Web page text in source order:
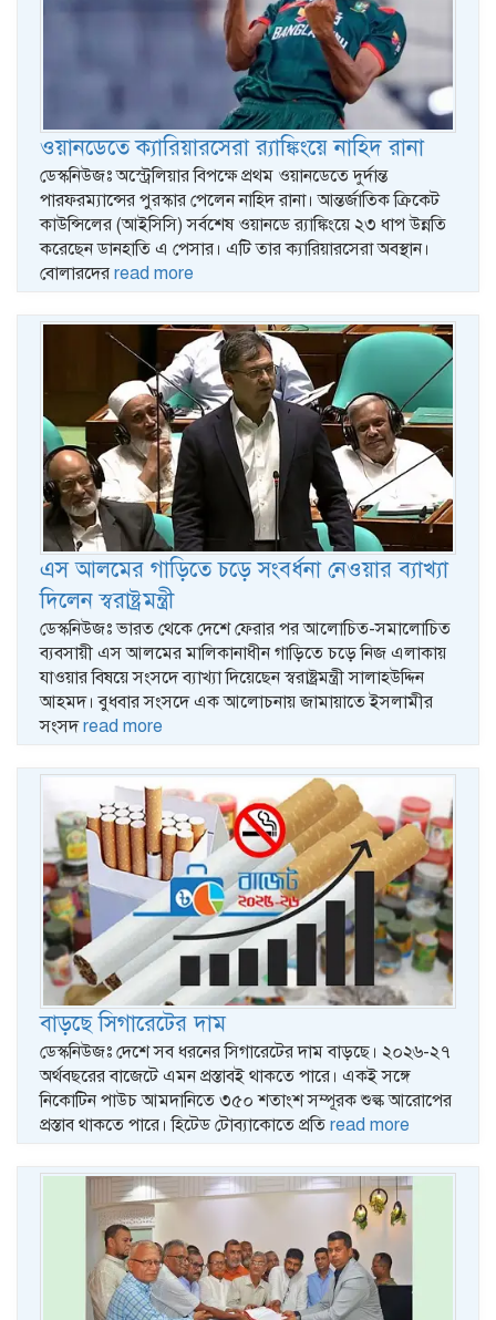
ওয়ানডেতে ক্যারিয়ারসেরা র‌্যাঙ্কিংয়ে নাহিদ রানা
ডেস্কনিউজঃ ​অস্ট্রেলিয়ার বিপক্ষে প্রথম ওয়ানডেতে দুর্দান্ত
পারফরম্যান্সের পুরস্কার পেলেন নাহিদ রানা। আন্তর্জাতিক ক্রিকেট
কাউন্সিলের (আইসিসি) সর্বশেষ ওয়ানডে র‌্যাঙ্কিংয়ে ২৩ ধাপ উন্নতি
করেছেন ডানহাতি এ পেসার। এটি তার ক্যারিয়ারসেরা অবস্থান।
বোলারদের read more
এস আলমের গাড়িতে চড়ে সংবর্ধনা নেওয়ার ব্যাখ্যা
দিলেন স্বরাষ্ট্রমন্ত্রী
ডেস্কনিউজঃ ভারত থেকে দেশে ফেরার পর আলোচিত-সমালোচিত
ব্যবসায়ী এস আলমের মালিকানাধীন গাড়িতে চড়ে নিজ এলাকায়
যাওয়ার বিষয়ে সংসদে ব্যাখ্যা দিয়েছেন স্বরাষ্ট্রমন্ত্রী সালাহউদ্দিন
আহমদ। বুধবার সংসদে এক আলোচনায় জামায়াতে ইসলামীর
সংসদread more
বাড়ছে সিগারেটের দাম
ডেস্কনিউজঃ দেশে সব ধরনের সিগারেটের দাম বাড়ছে। ২০২৬-২৭
অর্থবছরের বাজেটে এমন প্রস্তাবই থাকতে পারে। একই সঙ্গে
নিকোটিন পাউচ আমদানিতে ৩৫০ শতাংশ সম্পূরক শুল্ক আরোপের
প্রস্তাব থাকতে পারে। হিটেড টোব্যাকোতে প্রতি read more